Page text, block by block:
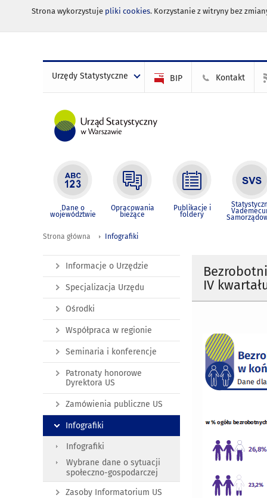
Strona wykorzystuje pliki cookies. Korzystanie z witryny bez
Urzędy Statystyczne BIP Kontakt
Dane o
województwie
Opracowania
bieżące
Publikacje i
foldery
Strona główna Infografiki
IV
Informacje o Urzędzie
Specjalizacja Urzędu
Ośrodki
Współpraca w regionie
Seminaria i konferencje
Patronaty honorowe
Dyrektora US
Zamówienia publiczne US
Infografiki
Infografiki
Wybrane dane o sytuacji
społeczno-gospodarczej
Zasoby Informatorium US